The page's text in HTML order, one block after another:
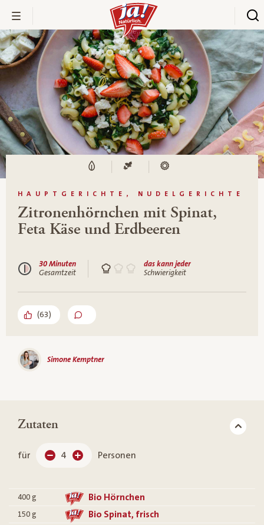
HAUPTGERICHTE, NUDELGERICHTE
Zitronenhörnchen mit Spinat,
Feta Käse und Erdbeeren
30 Minuten
Gesamtzeit
das kann jeder
Schwierigkeit
(63)
Simone Kemptner
Zutaten
für 4 Personen
400 g Bio Hörnchen
150 g Bio Spinat, frisch